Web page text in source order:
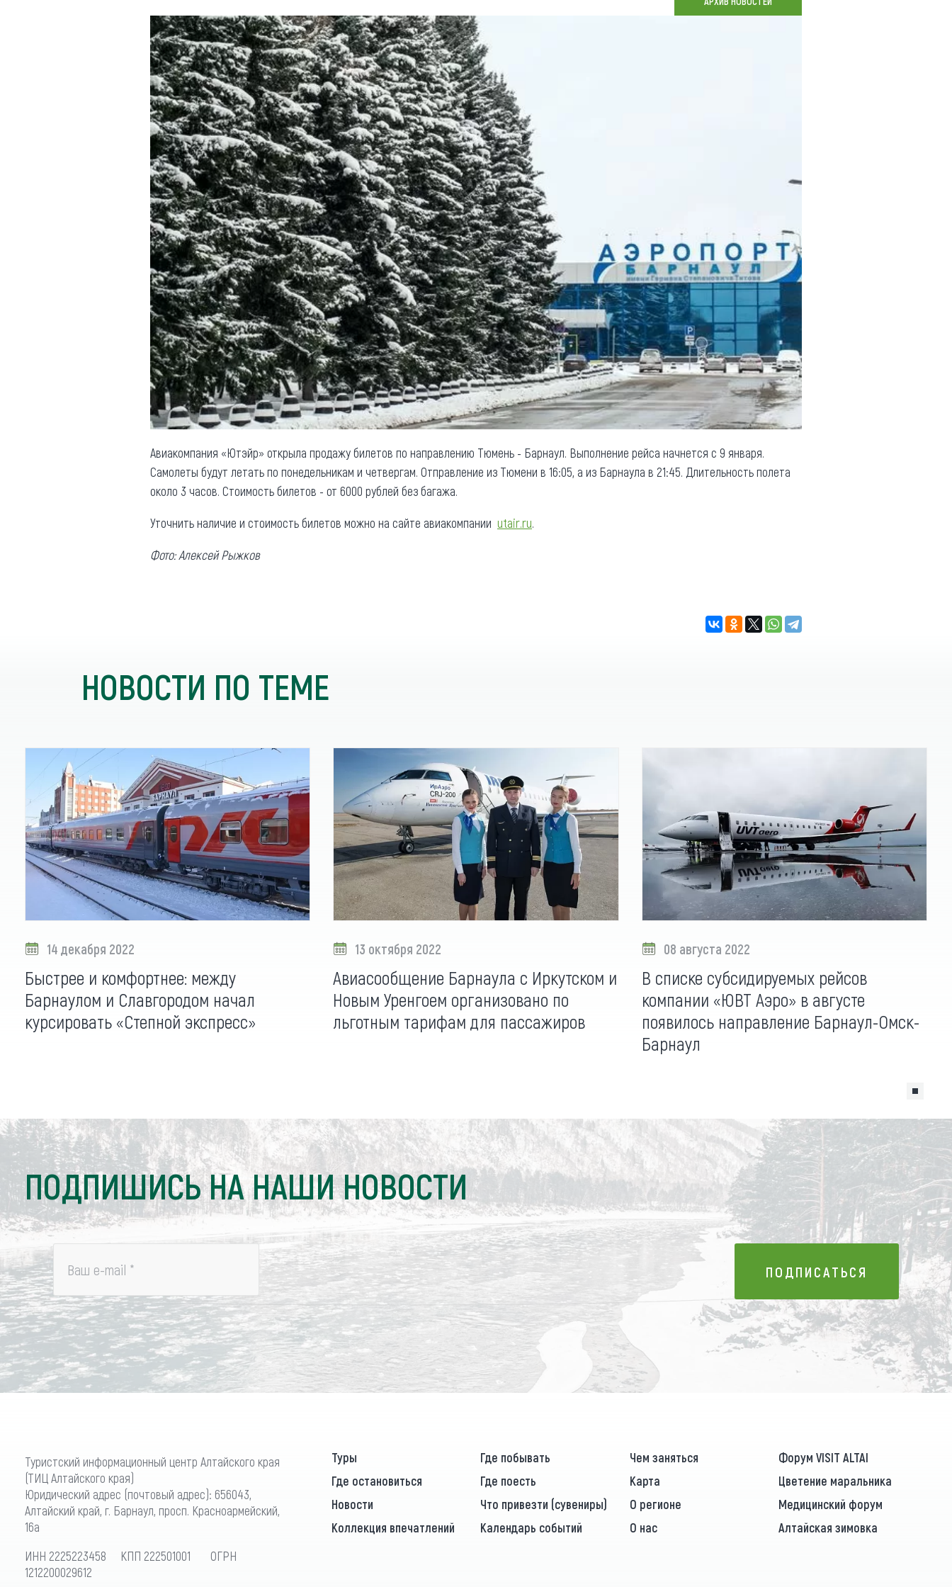
Придорожные кафе
Карта
Новости
Что привезти (сувениры)
Люди, прославившие Алтай
Карты и буклеты
Коллекция впечатлений
Другие рубрики
Реестр туроператоров
Реестр туристических
агентств Алтайского края
Обращения граждан
Противодействие коррупции
Авиакомпания «Ютэйр» открыла продажу билетов по направлению Тюмень - Барнаул. Выполнение рейса начнется с 9 января.
Самолеты будут летать по понедельникам и четвергам. Отправление из Тюмени в 16:05, а из Барнаула в 21:45. Длительность полета
около 3 часов. Стоимость билетов - от 6000 рублей без багажа.
Уточнить наличие и стоимость билетов можно на сайте авиакомпании utair.ru.
Фото: Алексей Рыжков
НОВОСТИ ПО ТЕМЕ
14 декабря 2022
Быстрее и комфортнее: между
Барнаулом и Славгородом начал
курсировать «Степной экспресс»
13 октября 2022
Авиасообщение Барнаула с Иркутском и
Новым Уренгоем организовано по
льготным тарифам для пассажиров
08 августа 2022
В списке субсидируемых рейсов
компании «ЮВТ Аэро» в августе
появилось направление Барнаул-Омск-
Барнаул
ПОДПИШИСЬ НА НАШИ НОВОСТИ
Ваш e-mail * ПОДПИСАТЬСЯ
ПОДПИСАТЬСЯ
Туристский информационный центр Алтайского края
(ТИЦ Алтайского края)
Юридический адрес (почтовый адрес): 656043,
Алтайский край, г. Барнаул, просп. Красноармейский,
16а
ИНН 2225223458 КПП 222501001 ОГРН
1212200029612
Туры Где побывать Чем заняться
Форум VISIT ALTAI
Где остановиться
Где поесть Карта
Цветение маральника
Новости
Что привезти (сувениры) О регионе
Медицинский форум
Коллекция впечатлений
Календарь событий О нас Алтайская зимовка